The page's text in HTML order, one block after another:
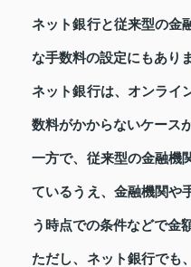
ネット銀行と従来型の金
な手数料の設定にもあり
ネット銀行は、オンライ
数料がかからないケース
一方で、従来型の金融機
ているうえ、金融機関や
う時点での条件などで金
ただし、ネット銀行でも